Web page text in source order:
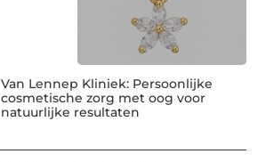
Van Lennep Kliniek: Persoonlijke
cosmetische zorg met oog voor
natuurlijke resultaten